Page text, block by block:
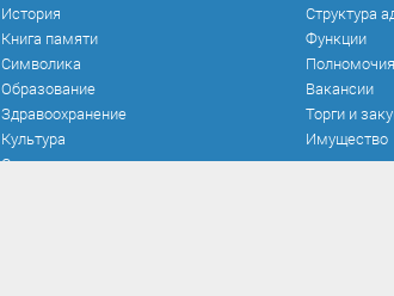
История
Книга памяти
Символика
Образование
Здравоохранение
Культура
Спорт
Структура
Функции
Полномочия
Вакансии
Торги и
Имущество